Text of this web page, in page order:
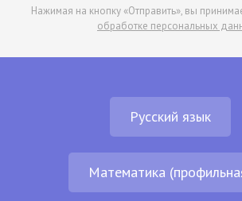
Нажимая на кнопку «Отправить», вы
обработке персональных
Русский язык
Математика